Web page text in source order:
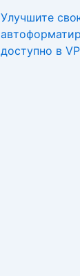
Улучшите
доступно в